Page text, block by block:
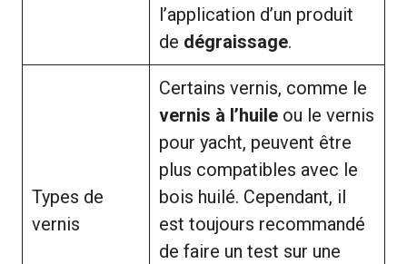
l’application d’un produit
de dégraissage.
Types de
vernis
Certains vernis, comme le
vernis à l’huile ou le vernis
pour yacht, peuvent être
plus compatibles avec le
bois huilé. Cependant, il
est toujours recommandé
de faire un test sur une